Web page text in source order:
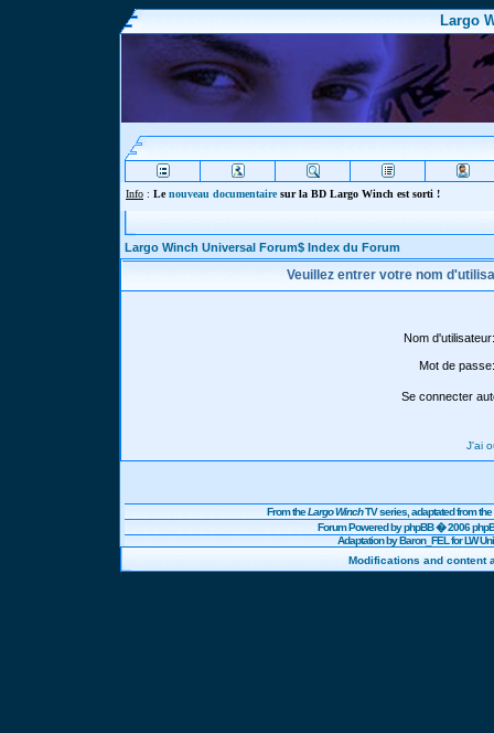
Largo
Info : Lenouveau documentairesur la BD Largo Winch est sorti !
Largo Winch Universal Forum$ Index du Forum
Veuillez entrer votre nom
Nom d'utilisateur:
Mot de passe:
Se connecter
J'ai
From theLargo WinchTV series, adaptated from
Forum Powered byphpBB� 2006
Adaptation by Baron_FEL for LW
Modifications and content